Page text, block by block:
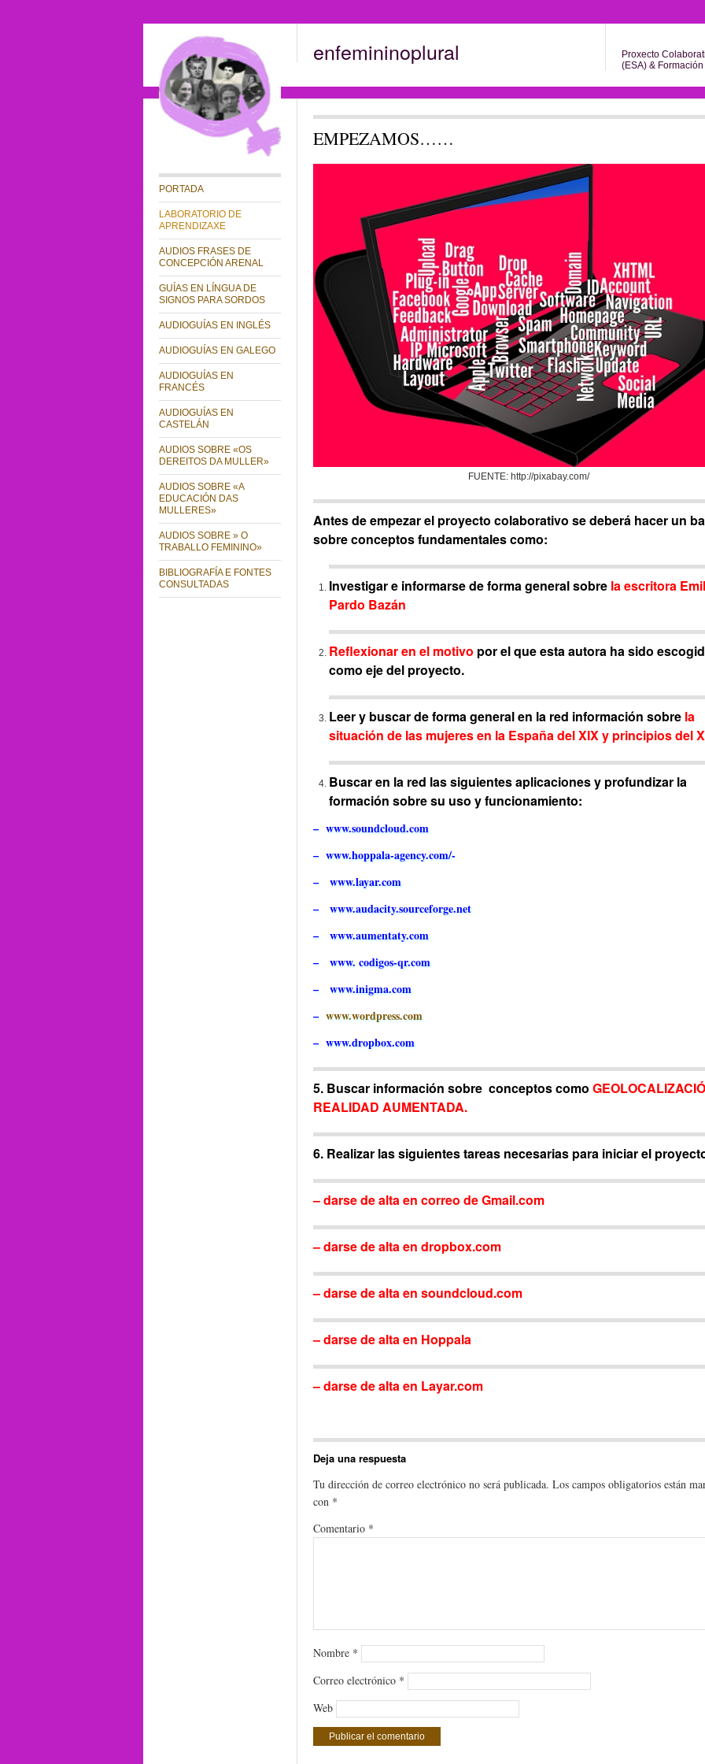
enfemininoplural
Proxecto
(ESA) &
PORTADA
LABORATORIO DE
APRENDIZAXE
AUDIOS FRASES DE
CONCEPCIÓN ARENAL
GUÍAS EN LÍNGUA DE
SIGNOS PARA SORDOS
AUDIOGUÍAS EN INGLÉS
AUDIOGUÍAS EN GALEGO
AUDIOGUÍAS EN
FRANCÉS
AUDIOGUÍAS EN
CASTELÁN
AUDIOS SOBRE «OS
DEREITOS DA MULLER»
AUDIOS SOBRE «A
EDUCACIÓN DAS
MULLERES»
AUDIOS SOBRE » O
TRABALLO FEMININO»
BIBLIOGRAFÍA E FONTES
CONSULTADAS
EMPEZAMOS……
FUENTE: http://pixabay.com/
Antes de empezar el proyecto colaborativo se deberá hacer un
sobre conceptos fundamentales como:
Investigar e informarse de forma general sobre la escritora
Pardo Bazán
Reflexionar en el motivo por el que esta autora ha sido
como eje del proyecto.
Leer y buscar de forma general en la red información sobre la
situación de las mujeres en la España del XIX y principios del
Buscar en la red las siguientes aplicaciones y profundizar la
formación sobre su uso y funcionamiento:
– www.soundcloud.com
– www.hoppala-agency.com/-
– www.layar.com
– www.audacity.sourceforge.net
– www.aumentaty.com
– www. codigos-qr.com
– www.inigma.com
– www.wordpress.com
– www.dropbox.com
5. Buscar información sobre conceptos como
REALIDAD AUMENTADA.
6. Realizar las siguientes tareas necesarias para iniciar el
– darse de alta en correo de Gmail.com
– darse de alta en dropbox.com
– darse de alta en soundcloud.com
– darse de alta en Hoppala
– darse de alta en Layar.com
Deja una respuesta
Tu dirección de correo electrónico no será publicada. Los campos obligatorios están
con *
Comentario *
Nombre *
Correo electrónico *
Web